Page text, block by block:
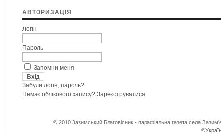
АВТОРИЗАЦІЯ
Логін
Пароль
Запомни меня
Забули логін, пароль?
Немає облікового запису? Зареєструватися
© 2010 Зазимський Благовісник - парафіяльна газета села
©